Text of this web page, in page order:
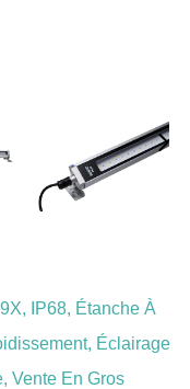
IP68, Étanche À
Éclairage
Vente En Gros